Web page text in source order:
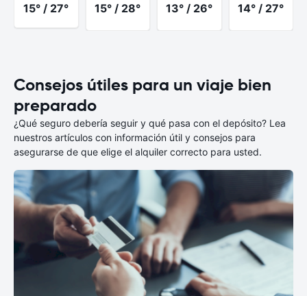
15° / 27° 15° / 28° 13° / 26° 14° / 27°
Consejos útiles para un viaje bien
preparado
¿Qué seguro debería seguir y qué pasa con el depósito? Lea
nuestros artículos con información útil y consejos para
asegurarse de que elige el alquiler correcto para usted.